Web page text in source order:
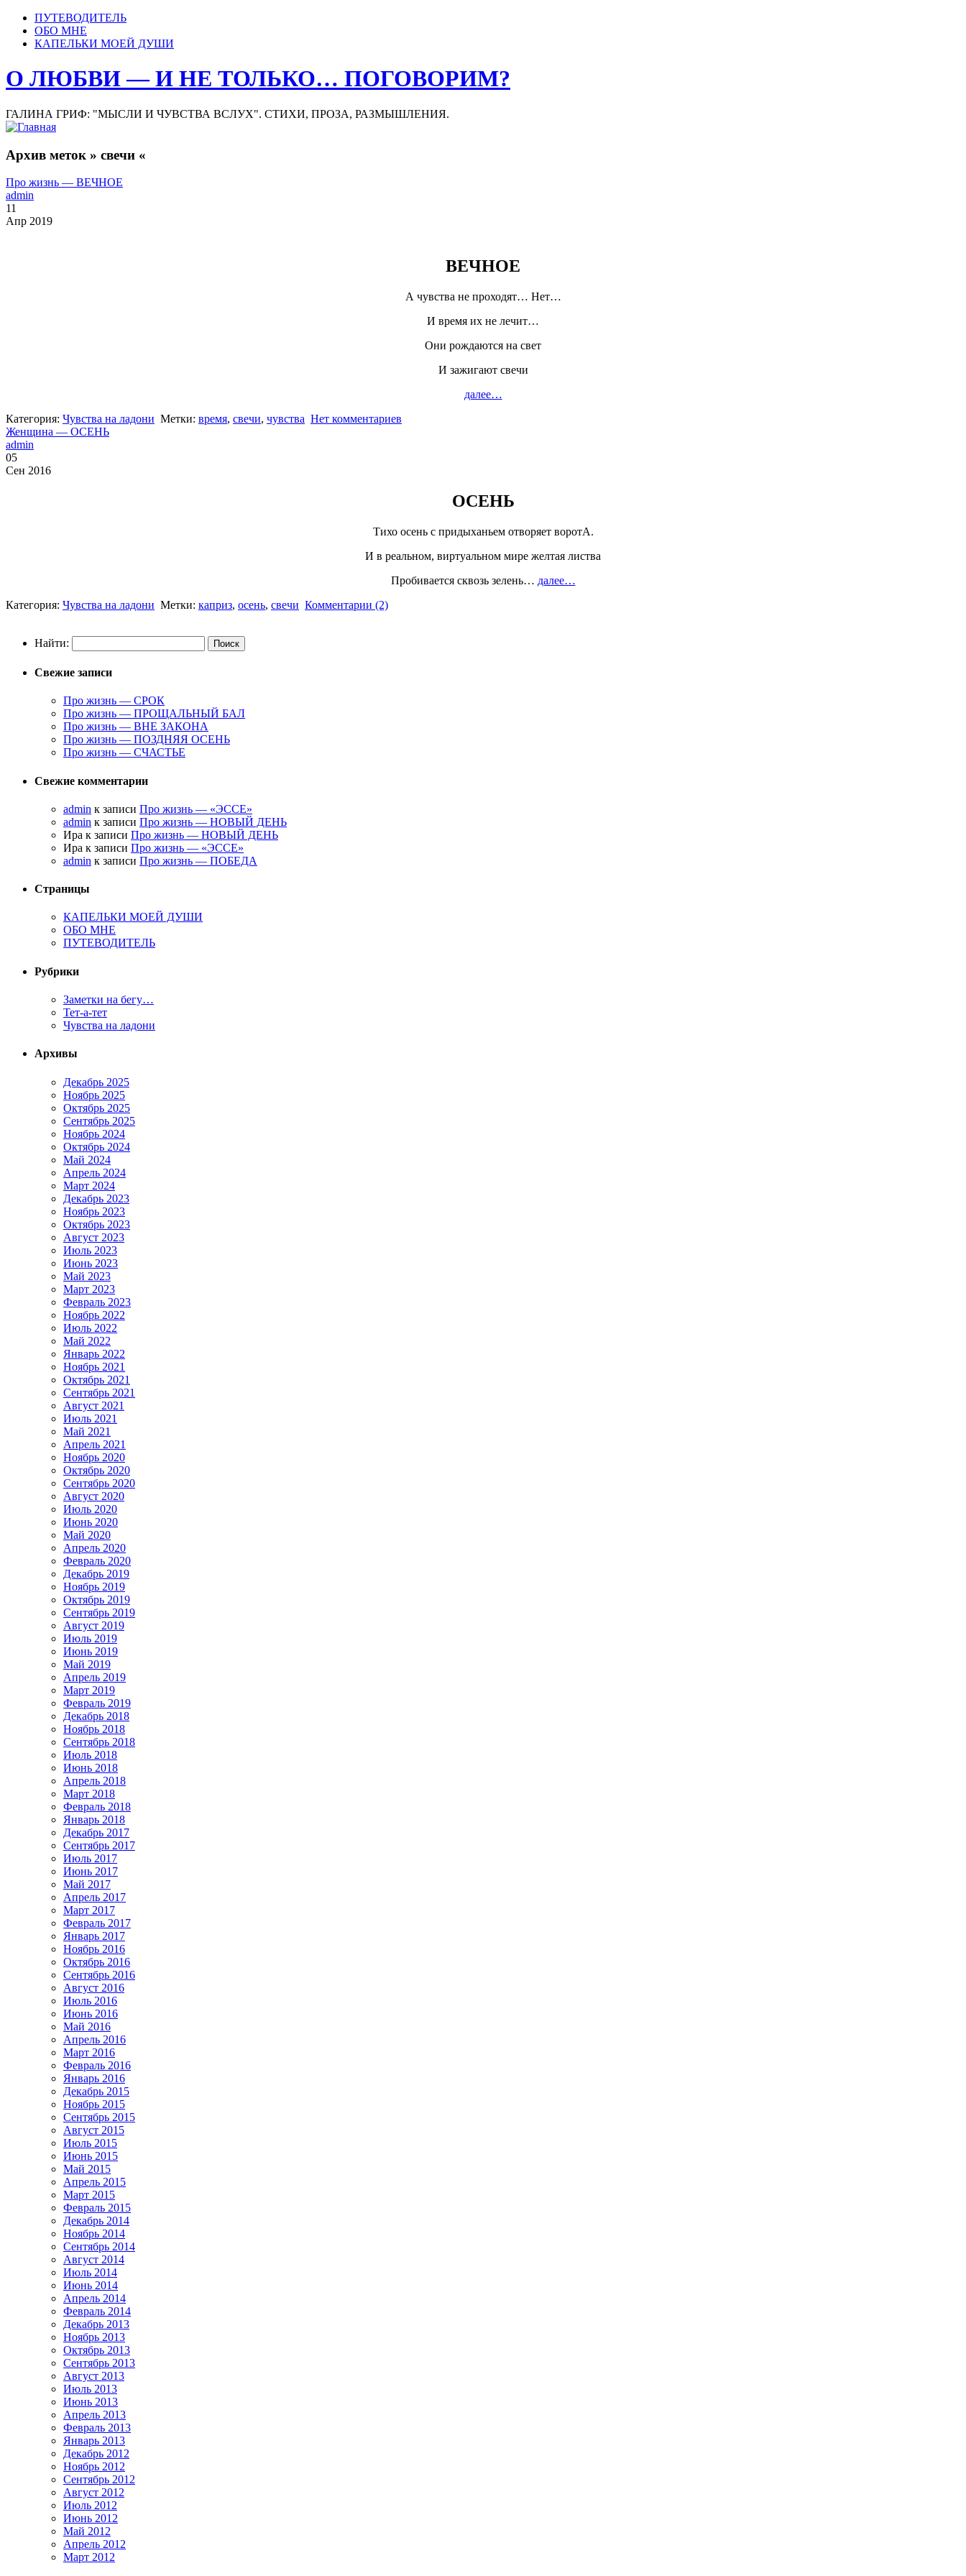
ПУТЕВОДИТЕЛЬ
ОБО МНЕ
КАПЕЛЬКИ МОЕЙ ДУШИ
О ЛЮБВИ — И НЕ ТОЛЬКО… ПОГОВОРИМ?
ГАЛИНА ГРИФ: "МЫСЛИ И ЧУВСТВА ВСЛУХ". СТИХИ, ПРОЗА, РАЗМЫШЛЕНИЯ.
Архив меток » свечи «
Про жизнь — ВЕЧНОЕ
admin
11
Апр 2019
ВЕЧНОЕ
А чувства не проходят… Нет…
И время их не лечит…
Они рождаются на свет
И зажигают свечи
далее…
Категория: Чувства на ладони Метки: время, свечи, чувства Нет комментариев
Женщина — ОСЕНЬ
admin
05
Сен 2016
ОСЕНЬ
Тихо осень с придыханьем отворяет воротА.
И в реальном, виртуальном мире желтая листва
Пробивается сквозь зелень… далее…
Категория: Чувства на ладони Метки: каприз, осень, свечи Комментарии (2)
Найти:
Свежие записи
Про жизнь — СРОК
Про жизнь — ПРОЩАЛЬНЫЙ БАЛ
Про жизнь — ВНЕ ЗАКОНА
Про жизнь — ПОЗДНЯЯ ОСЕНЬ
Про жизнь — СЧАСТЬЕ
Свежие комментарии
admin к записи Про жизнь — «ЭССЕ»
admin к записи Про жизнь — НОВЫЙ ДЕНЬ
Ира к записи Про жизнь — НОВЫЙ ДЕНЬ
Ира к записи Про жизнь — «ЭССЕ»
admin к записи Про жизнь — ПОБЕДА
Страницы
КАПЕЛЬКИ МОЕЙ ДУШИ
ОБО МНЕ
ПУТЕВОДИТЕЛЬ
Рубрики
Заметки на бегу…
Тет-а-тет
Чувства на ладони
Архивы
Декабрь 2025
Ноябрь 2025
Октябрь 2025
Сентябрь 2025
Ноябрь 2024
Октябрь 2024
Май 2024
Апрель 2024
Март 2024
Декабрь 2023
Ноябрь 2023
Октябрь 2023
Август 2023
Июль 2023
Июнь 2023
Май 2023
Март 2023
Февраль 2023
Ноябрь 2022
Июль 2022
Май 2022
Январь 2022
Ноябрь 2021
Октябрь 2021
Сентябрь 2021
Август 2021
Июль 2021
Май 2021
Апрель 2021
Ноябрь 2020
Октябрь 2020
Сентябрь 2020
Август 2020
Июль 2020
Июнь 2020
Май 2020
Апрель 2020
Февраль 2020
Декабрь 2019
Ноябрь 2019
Октябрь 2019
Сентябрь 2019
Август 2019
Июль 2019
Июнь 2019
Май 2019
Апрель 2019
Март 2019
Февраль 2019
Декабрь 2018
Ноябрь 2018
Сентябрь 2018
Июль 2018
Июнь 2018
Апрель 2018
Март 2018
Февраль 2018
Январь 2018
Декабрь 2017
Сентябрь 2017
Июль 2017
Июнь 2017
Май 2017
Апрель 2017
Март 2017
Февраль 2017
Январь 2017
Ноябрь 2016
Октябрь 2016
Сентябрь 2016
Август 2016
Июль 2016
Июнь 2016
Май 2016
Апрель 2016
Март 2016
Февраль 2016
Январь 2016
Декабрь 2015
Ноябрь 2015
Сентябрь 2015
Август 2015
Июль 2015
Июнь 2015
Май 2015
Апрель 2015
Март 2015
Февраль 2015
Декабрь 2014
Ноябрь 2014
Сентябрь 2014
Август 2014
Июль 2014
Июнь 2014
Апрель 2014
Февраль 2014
Декабрь 2013
Ноябрь 2013
Октябрь 2013
Сентябрь 2013
Август 2013
Июль 2013
Июнь 2013
Апрель 2013
Февраль 2013
Январь 2013
Декабрь 2012
Ноябрь 2012
Сентябрь 2012
Август 2012
Июль 2012
Июнь 2012
Май 2012
Апрель 2012
Март 2012